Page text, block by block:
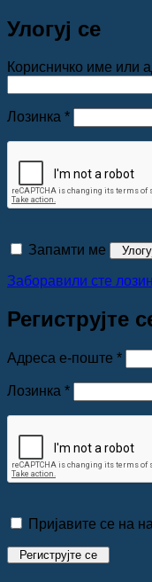
Улогуј се
Корисничко име или
Лозинка *Обавезно
Запамти ме
Заборавили сте
Региструјте
Адреса е-поште *
Лозинка *Обавезно
Пријавите се на
Региструјте се